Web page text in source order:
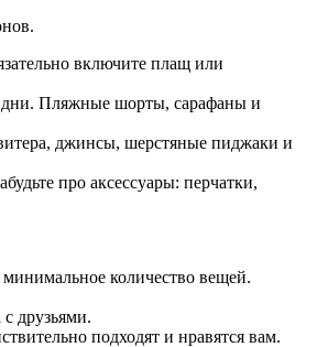
включите плащ или
дни. Пляжные шорты, сарафаны и
джинсы, шерстяные пиджаки и
про аксессуары: перчатки,
минимальное количество вещей.
друзьями.
подходят и нравятся вам.